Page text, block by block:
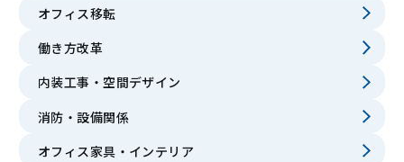
オフィス移転
働き方改革
内装工事・空間デザイン
消防・設備関係
オフィス家具・インテリア